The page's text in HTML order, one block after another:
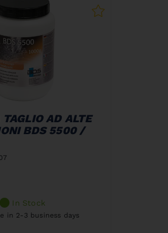
TAGLIO AD ALTE
BDS 5500 /
In Stock
in 2-3 business days